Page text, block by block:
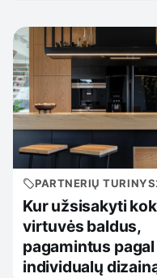
PARTNERIŲ TURINYS
Kur užsisakyti
virtuvės baldus,
pagamintus pagal
individualų